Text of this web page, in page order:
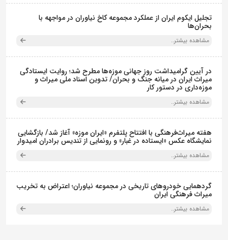
تجلیل ایکوم ایران از عملکرد مجموعه کاخ نیاوران در مواجهه با
بحران‌ها
مشاهده بیشتر..
در آیین گرامیداشت روز جهانی موزه‌ها مطرح شد؛ روایت ایستادگی
میراث ایران در میانه جنگ و بحران/ تدوین اسناد ملی میراث و
موزه‌داری در دستور کار
مشاهده بیشتر..
هفته میراث‌فرهنگی با افتتاح پلتفرم «ایران موزه» آغاز شد/ بازگشایی
نمایشگاه عکس «ایستاده در غبار» و رونمایی از تندیس برادران امیدوار
مشاهده بیشتر..
گردهمایی خودروهای تاریخی در مجموعه نیاوران؛ اعتراض به تخریب
میراث فرهنگی ایران
مشاهده بیشتر..